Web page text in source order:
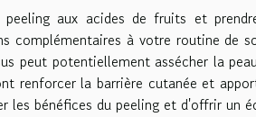
aux acides de fruits et
complémentaires à votre routine de
peut potentiellement assécher la
renforcer la barrière cutanée et
les bénéfices du peeling et d'offrir un